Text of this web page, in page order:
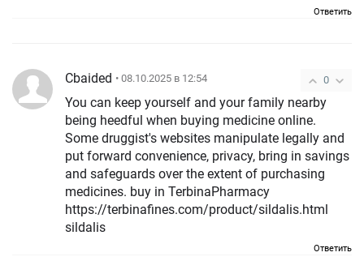
Ответить
0
Cbaided • 08.10.2025 в 12:54
You can keep yourself and your family nearby
being heedful when buying medicine online.
Some druggist's websites manipulate legally and
put forward convenience, privacy, bring in savings
and safeguards over the extent of purchasing
medicines. buy in TerbinaPharmacy
https://terbinafines.com/product/sildalis.html
sildalis
Ответить